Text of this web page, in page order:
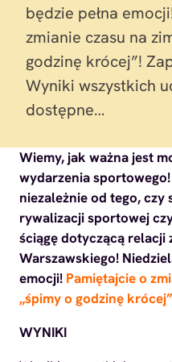
będzie pełna
zmianie czasu na
godzinę krócej”!
Wyniki wszystkich
dostępne…
Wiemy, jak ważna jest
wydarzenia
niezależnie od tego, czy
rywalizacji sportowej
ściągę dotyczącą relacji
Warszawskiego!
emocji! Pamiętajcie o
„śpimy o godzinę
WYNIKI